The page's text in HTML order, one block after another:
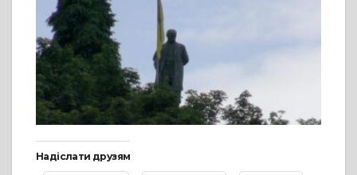
Надіслати друзям